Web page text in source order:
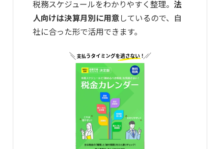
税務スケジュールをわかりやすく整理。 法
人向けは決算月別に用意しているので、自
社に合った形で活用できます。